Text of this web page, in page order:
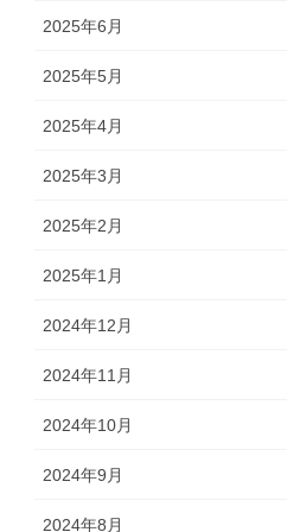
2025年6月
2025年5月
2025年4月
2025年3月
2025年2月
2025年1月
2024年12月
2024年11月
2024年10月
2024年9月
2024年8月